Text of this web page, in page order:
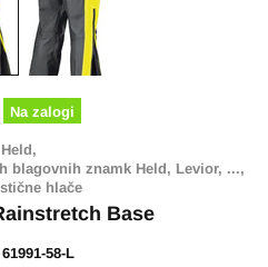
Na zalogi
Held,
blagovnih znamk Held, Levior, ...,
hlače
Base
61991-58-L